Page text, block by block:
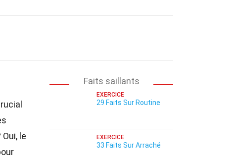
Oui, le
Faits saillants
EXERCICE
29 Faits Sur Routine
EXERCICE
33 Faits Sur Arraché